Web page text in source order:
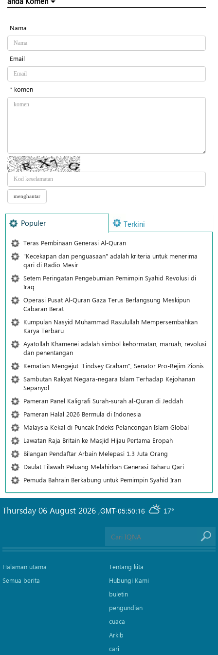
Nama
Email
* komen
Populer Terkini
Teras Pembinaan Generasi Al-Quran
"Kecekapan dan penguasaan" adalah kriteria untuk menerima
qari di Radio Mesir
Setem Peringatan Pengebumian Pemimpin Syahid Revolusi di
Iraq
Operasi Pusat Al-Quran Gaza Terus Berlangsung Meskipun
Cabaran Berat
Kumpulan Nasyid Muhammad Rasulullah Mempersembahkan
Karya Terbaru
Ayatollah Khamenei adalah simbol kehormatan, maruah, revolusi
dan penentangan
Kematian Mengejut "Lindsey Graham", Senator Pro-Rejim Zionis
Sambutan Rakyat Negara-negara Islam Terhadap Kejohanan
Sepanyol
Pameran Panel Kaligrafi Surah-surah al-Quran di Jeddah
Pameran Halal 2026 Bermula di Indonesia
Malaysia Kekal di Puncak Indeks Pelancongan Islam Global
Lawatan Raja Britain ke Masjid Hijau Pertama Eropah
Bilangan Pendaftar Arbain Melepasi 1.3 Juta Orang
Daulat Tilawah Peluang Melahirkan Generasi Baharu Qari
Pemuda Bahrain Berkabung untuk Pemimpin Syahid Iran
GMT-05:50:16 17°
Thursday 06 August 2026 ,
Halaman utama
Semua berita
Tentang kita
Hubungi Kami
buletin
pengundian
cuaca
Arkib
cari